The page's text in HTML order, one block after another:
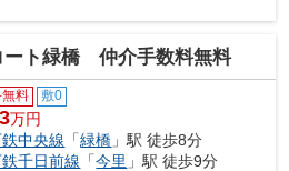
ート緑橋 仲介手数料無料
料 敷0
万円
中央線 「緑橋 」駅 徒歩8分
千日前線 「今里 」駅 徒歩9分